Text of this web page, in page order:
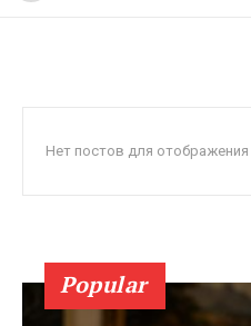
Нет постов для отображения
Popular